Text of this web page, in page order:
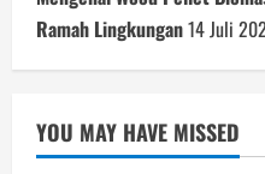
Ramah Lingkungan14 Juli
YOU MAY HAVE MISSED